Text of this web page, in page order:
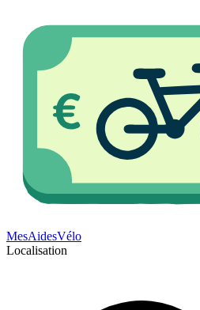
MesAidesVélo
Localisation